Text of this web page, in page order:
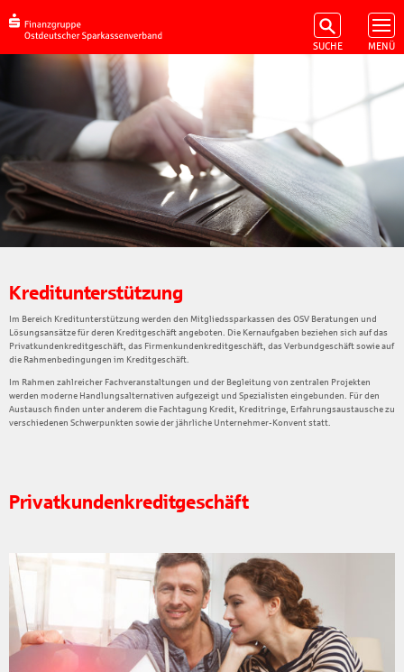
Kreditunterstützung
Im Bereich Kreditunterstützung werden den Mitgliedssparkassen des OSV Beratungen und
Lösungsansätze für deren Kreditgeschäft angeboten. Die Kernaufgaben beziehen sich auf das
Privatkundenkreditgeschäft, das Firmenkundenkreditgeschäft, das Verbundgeschäft sowie auf
die Rahmenbedingungen im Kreditgeschäft.
Im Rahmen zahlreicher Fachveranstaltungen und der Begleitung von zentralen Projekten
werden moderne Handlungsalternativen aufgezeigt und Spezialisten eingebunden. Für den
Austausch finden unter anderem die Fachtagung Kredit, Kreditringe, Erfahrungsaustausche zu
verschiedenen Schwerpunkten sowie der jährliche Unternehmer-Konvent statt.
Privatkundenkreditgeschäft